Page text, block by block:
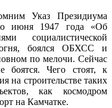
Указ Президиума
июня 1947 года «Об
социалистической
огня, боялся ОБХСС и
по мелочи. Сейчас
боятся. Чего стоят, к
на строительстве таких
как космодром
на Камчатке.